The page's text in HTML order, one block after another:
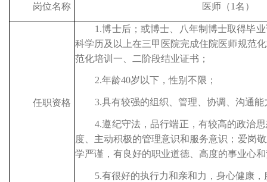
岗位名称 医师（1名）
任职资格
1.博士后；或博士、八年制博士取得毕
科学历及以上在三甲医院完成住院医师规范
范化培训一、二阶段结业证书；
2.年龄40岁以下，性别不限；
3.具有较强的组织、管理、协调、沟通能
4.遵纪守法，品行端正，有较高的政治
度、主动积极的管理意识和服务意识；爱岗
学严谨，有良好的职业道德、高度的事业心
5.有很好的执行力和亲和力，身心健康